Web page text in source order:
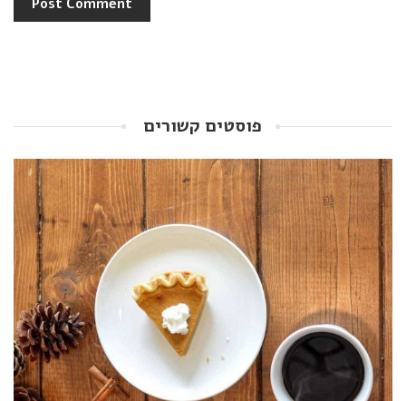
פוסטים קשורים